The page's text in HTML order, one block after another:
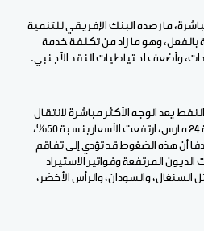
ما رصده البنك الإفريقي للتنمية
دولة إفريقية بالفعل، وهو ما زاد من تكلفة خدمة
وأضعف احتياطيات النقد الأجنبي.
النفط يعد الوجه الأكثر مباشرة لانتقال
تأثير الصراع، لافتا إلى أنه إلى غاية 24 مارس، ارتفعت الأسعار بنسبة 50%،
أن هذه الضغوط قد تؤدي إلى تفاقم
الديون المرتفعة وفواتير الاستيراد
السنغال، والسودان، والرأس الأخضر،